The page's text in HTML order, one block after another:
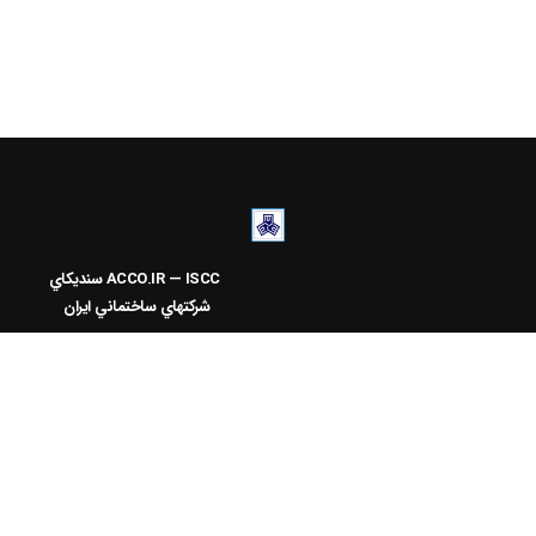
ACCO.IR — ISCC
سنديکاي
شرکتهاي ساختماني ايران